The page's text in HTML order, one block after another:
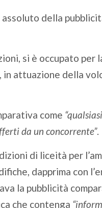
della
si è occupato per
, in attuazione della
come
da un concorrente”.
di liceità per
dapprima con
la pubblicità
che contenga